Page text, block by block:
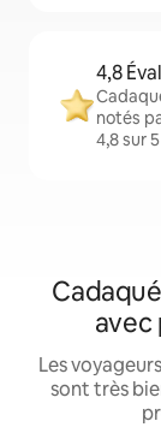
4,8
notés
4,8 sur
avec
Les
sont très